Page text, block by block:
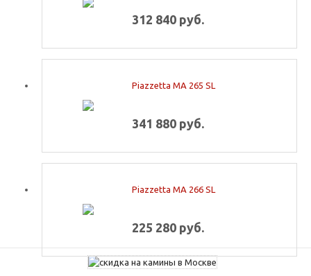
312 840 руб.
Piazzetta MA 265 SL
341 880 руб.
Piazzetta MA 266 SL
225 280 руб.